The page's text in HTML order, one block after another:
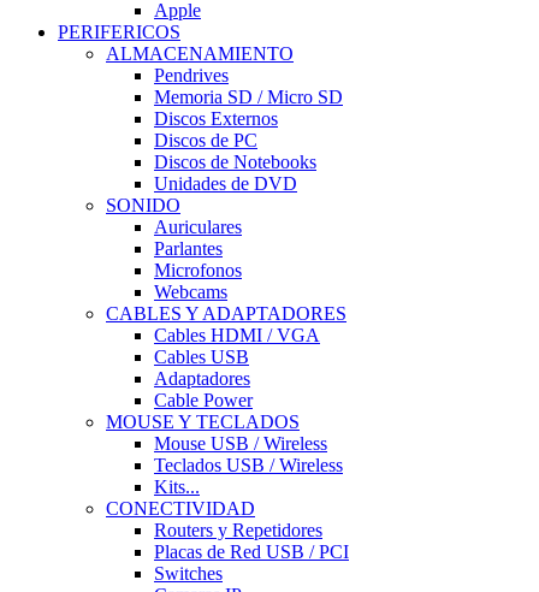
Apple
PERIFERICOS
ALMACENAMIENTO
Pendrives
Memoria SD / Micro SD
Discos Externos
Discos de PC
Discos de Notebooks
Unidades de DVD
SONIDO
Auriculares
Parlantes
Microfonos
Webcams
CABLES Y ADAPTADORES
Cables HDMI / VGA
Cables USB
Adaptadores
Cable Power
MOUSE Y TECLADOS
Mouse USB / Wireless
Teclados USB / Wireless
Kits...
CONECTIVIDAD
Routers y Repetidores
Placas de Red USB / PCI
Switches